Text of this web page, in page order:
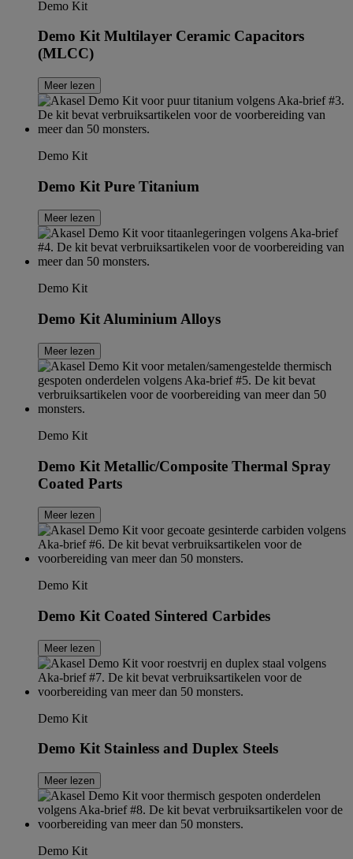
Demo Kit
Demo Kit Multilayer Ceramic Capacitors
(MLCC)
Meer lezen
Demo Kit
Demo Kit Pure Titanium
Meer lezen
Demo Kit
Demo Kit Aluminium Alloys
Meer lezen
Demo Kit
Demo Kit Metallic/Composite Thermal Spray
Coated Parts
Meer lezen
Demo Kit
Demo Kit Coated Sintered Carbides
Meer lezen
Demo Kit
Demo Kit Stainless and Duplex Steels
Meer lezen
Demo Kit